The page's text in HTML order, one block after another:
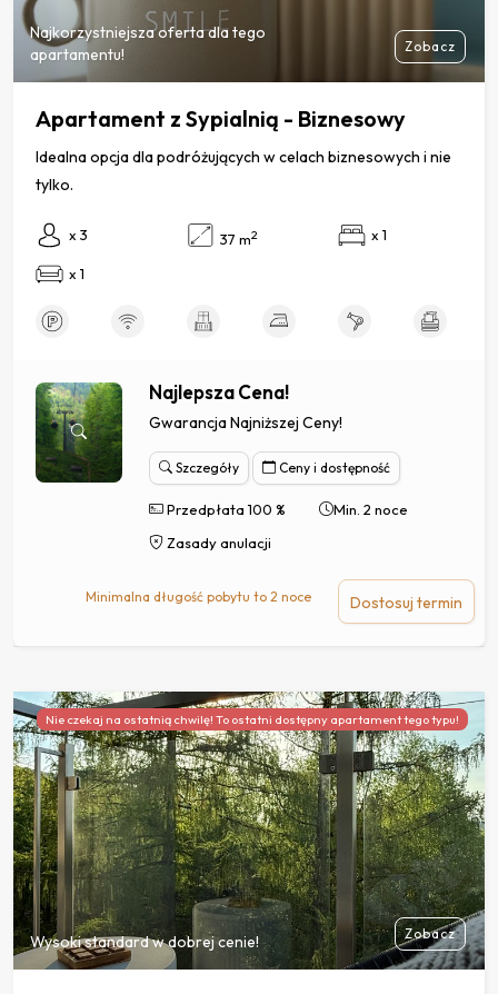
Najkorzystniejsza oferta dla tego
apartamentu!
Zobacz
Apartament z Sypialnią - Biznesowy
Idealna opcja dla podróżujących w celach biznesowych i nie
tylko.
x 3 37 m2 x 1
x 1
Najlepsza Cena!
Gwarancja Najniższej Ceny!
Szczegóły Ceny i dostępność
Przedpłata 100 %
Min. 2 noce
Zasady anulacji
Minimalna długość pobytu to 2 noce Dostosuj termin
Nie czekaj na ostatnią chwilę! To ostatni dostępny apartament tego typu!
Wysoki standard w dobrej cenie! Zobacz